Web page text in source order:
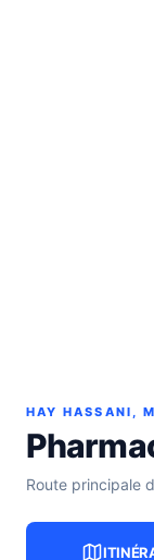
HAY HASSANI,
Route principale